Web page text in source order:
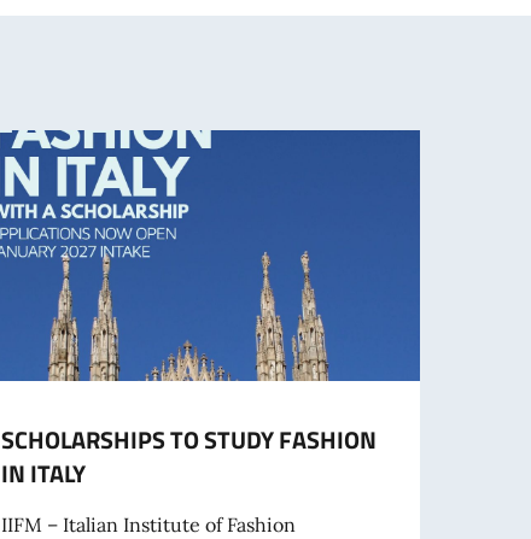
SCHOLARSHIPS TO STUDY FASHION
IN ITALY
IIFM – Italian Institute of Fashion